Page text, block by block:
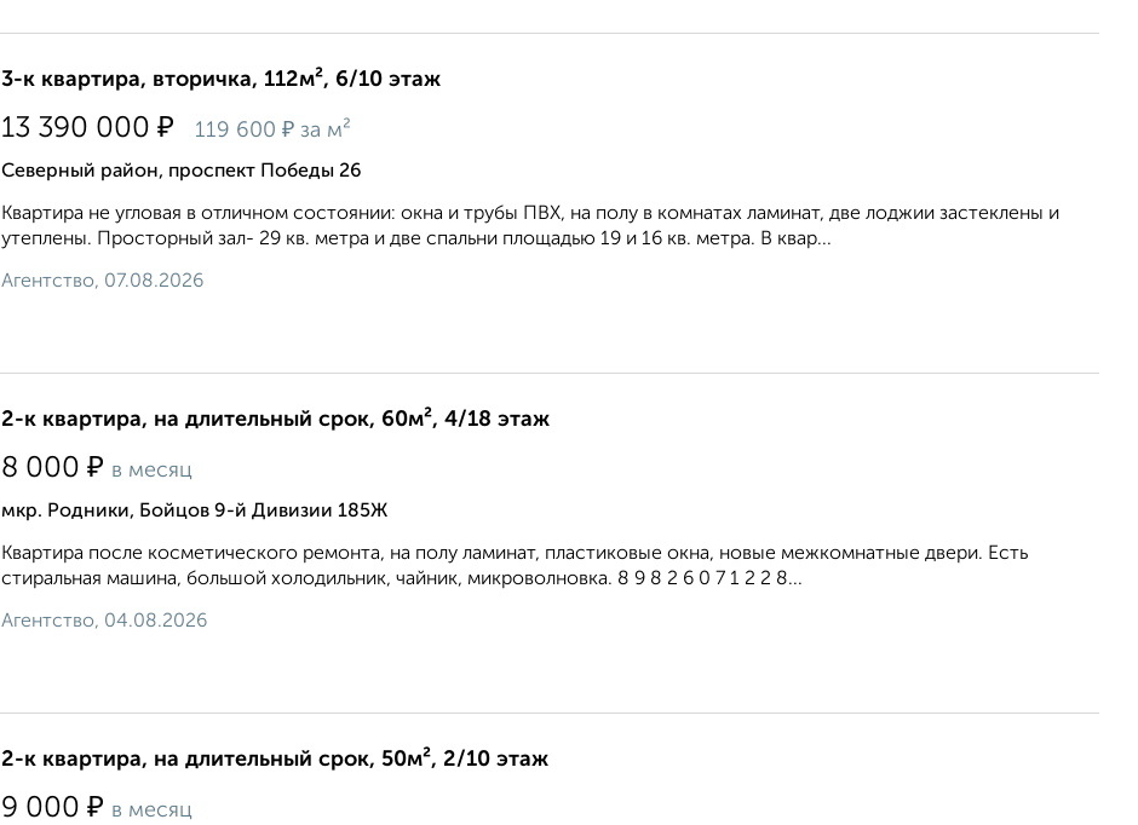
3-к квартира, вторичка, 112м², 6/10 этаж
13 390 000 ₽ 119 600 ₽ за м²
Северный район, проспект Победы 26
Квартира не угловая в отличном состоянии: окна и трубы ПВХ, на полу в комнатах ламинат, две лоджии застеклены и
утеплены. Просторный зал- 29 кв. метра и две спальни площадью 19 и 16 кв. метра. В квар...
Агентство, 07.08.2026
2-к квартира, на длительный срок, 60м², 4/18 этаж
8 000 ₽ в месяц
мкр. Родники, Бойцов 9-й Дивизии 185Ж
Квартира после косметического ремонта, на полу ламинат, пластиковые окна, новые межкомнатные двери. Есть
стиральная машина, большой холодильник, чайник, микроволновка. 8 9 8 2 6 0 7 1 2 2 8...
Агентство, 04.08.2026
2-к квартира, на длительный срок, 50м², 2/10 этаж
9 000 ₽ в месяц